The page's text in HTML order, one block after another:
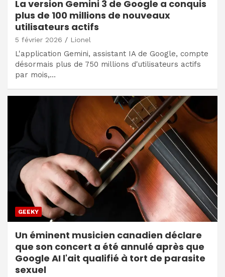
La version Gemini 3 de Google a conquis
plus de 100 millions de nouveaux
utilisateurs actifs
5 février 2026 Lionel
L'application Gemini, assistant IA de Google, compte
désormais plus de 750 millions d'utilisateurs actifs
par mois,…
GEEKY
Un éminent musicien canadien déclare
que son concert a été annulé après que
Google AI l'ait qualifié à tort de parasite
sexuel